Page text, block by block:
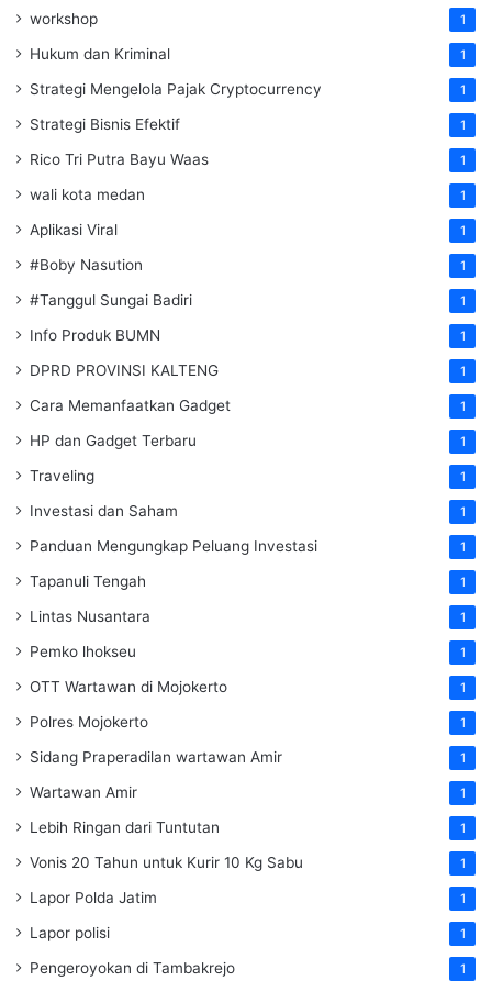
workshop 1
Hukum dan Kriminal 1
Strategi Mengelola Pajak Cryptocurrency 1
Strategi Bisnis Efektif 1
Rico Tri Putra Bayu Waas 1
wali kota medan 1
Aplikasi Viral 1
#Boby Nasution 1
#Tanggul Sungai Badiri 1
Info Produk BUMN 1
DPRD PROVINSI KALTENG 1
Cara Memanfaatkan Gadget 1
HP dan Gadget Terbaru 1
Traveling 1
Investasi dan Saham 1
Panduan Mengungkap Peluang Investasi 1
Tapanuli Tengah 1
Lintas Nusantara 1
Pemko lhokseu 1
OTT Wartawan di Mojokerto 1
Polres Mojokerto 1
Sidang Praperadilan wartawan Amir 1
Wartawan Amir 1
Lebih Ringan dari Tuntutan 1
Vonis 20 Tahun untuk Kurir 10 Kg Sabu 1
Lapor Polda Jatim 1
Lapor polisi 1
Pengeroyokan di Tambakrejo 1